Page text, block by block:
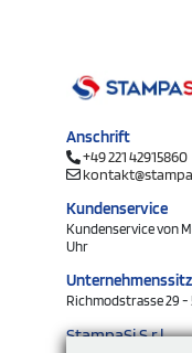
Anschrift
+49 221 42915860
Kundenservice
Kundenservice von
Uhr
Unternehmenssitz
Richmodstrasse 29 -
StampaSi S.r.l.